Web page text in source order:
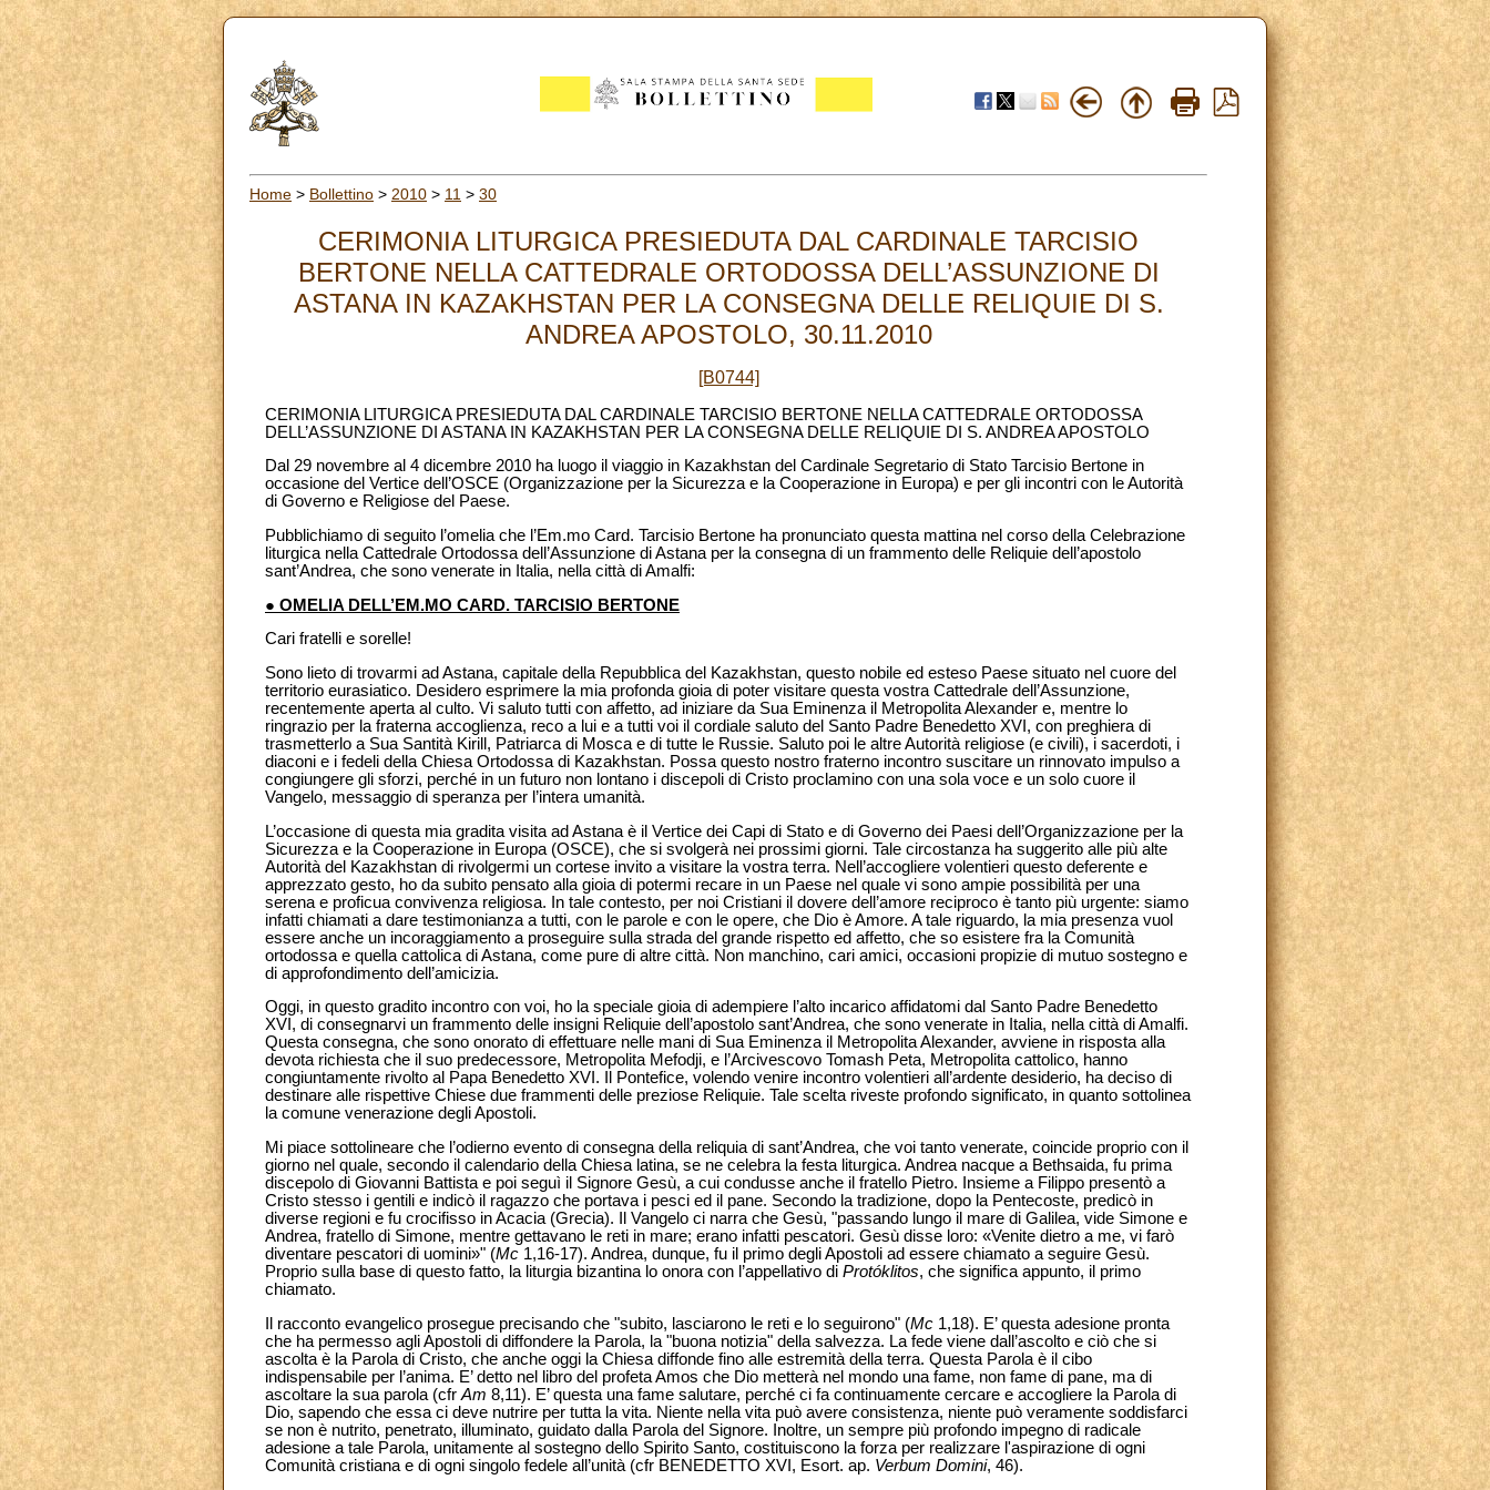
Home > Bollettino > 2010 > 11 > 30
CERIMONIA LITURGICA PRESIEDUTA DAL CARDINALE TARCISIO
BERTONE NELLA CATTEDRALE ORTODOSSA DELL’ASSUNZIONE DI
ASTANA IN KAZAKHSTAN PER LA CONSEGNA DELLE RELIQUIE DI S.
ANDREA APOSTOLO, 30.11.2010
[B0744]
CERIMONIA LITURGICA PRESIEDUTA DAL CARDINALE TARCISIO BERTONE NELLA CATTEDRALE ORTODOSSA
DELL’ASSUNZIONE DI ASTANA IN KAZAKHSTAN PER LA CONSEGNA DELLE RELIQUIE DI S. ANDREA APOSTOLO
Dal 29 novembre al 4 dicembre 2010 ha luogo il viaggio in Kazakhstan del Cardinale Segretario di Stato Tarcisio Bertone in
occasione del Vertice dell’OSCE (Organizzazione per la Sicurezza e la Cooperazione in Europa) e per gli incontri con le Autorità
di Governo e Religiose del Paese.
Pubblichiamo di seguito l’omelia che l’Em.mo Card. Tarcisio Bertone ha pronunciato questa mattina nel corso della Celebrazione
liturgica nella Cattedrale Ortodossa dell’Assunzione di Astana per la consegna di un frammento delle Reliquie dell’apostolo
sant’Andrea, che sono venerate in Italia, nella città di Amalfi:
● OMELIA DELL’EM.MO CARD. TARCISIO BERTONE
Cari fratelli e sorelle!
Sono lieto di trovarmi ad Astana, capitale della Repubblica del Kazakhstan, questo nobile ed esteso Paese situato nel cuore del
territorio eurasiatico. Desidero esprimere la mia profonda gioia di poter visitare questa vostra Cattedrale dell’Assunzione,
recentemente aperta al culto. Vi saluto tutti con affetto, ad iniziare da Sua Eminenza il Metropolita Alexander e, mentre lo
ringrazio per la fraterna accoglienza, reco a lui e a tutti voi il cordiale saluto del Santo Padre Benedetto XVI, con preghiera di
trasmetterlo a Sua Santità Kirill, Patriarca di Mosca e di tutte le Russie. Saluto poi le altre Autorità religiose (e civili), i sacerdoti, i
diaconi e i fedeli della Chiesa Ortodossa di Kazakhstan. Possa questo nostro fraterno incontro suscitare un rinnovato impulso a
congiungere gli sforzi, perché in un futuro non lontano i discepoli di Cristo proclamino con una sola voce e un solo cuore il
Vangelo, messaggio di speranza per l’intera umanità.
L’occasione di questa mia gradita visita ad Astana è il Vertice dei Capi di Stato e di Governo dei Paesi dell’Organizzazione per la
Sicurezza e la Cooperazione in Europa (OSCE), che si svolgerà nei prossimi giorni. Tale circostanza ha suggerito alle più alte
Autorità del Kazakhstan di rivolgermi un cortese invito a visitare la vostra terra. Nell’accogliere volentieri questo deferente e
apprezzato gesto, ho da subito pensato alla gioia di potermi recare in un Paese nel quale vi sono ampie possibilità per una
serena e proficua convivenza religiosa. In tale contesto, per noi Cristiani il dovere dell’amore reciproco è tanto più urgente: siamo
infatti chiamati a dare testimonianza a tutti, con le parole e con le opere, che Dio è Amore. A tale riguardo, la mia presenza vuol
essere anche un incoraggiamento a proseguire sulla strada del grande rispetto ed affetto, che so esistere fra la Comunità
ortodossa e quella cattolica di Astana, come pure di altre città. Non manchino, cari amici, occasioni propizie di mutuo sostegno e
di approfondimento dell’amicizia.
Oggi, in questo gradito incontro con voi, ho la speciale gioia di adempiere l’alto incarico affidatomi dal Santo Padre Benedetto
XVI, di consegnarvi un frammento delle insigni Reliquie dell’apostolo sant’Andrea, che sono venerate in Italia, nella città di Amalfi.
Questa consegna, che sono onorato di effettuare nelle mani di Sua Eminenza il Metropolita Alexander, avviene in risposta alla
devota richiesta che il suo predecessore, Metropolita Mefodji, e l’Arcivescovo Tomash Peta, Metropolita cattolico, hanno
congiuntamente rivolto al Papa Benedetto XVI. Il Pontefice, volendo venire incontro volentieri all’ardente desiderio, ha deciso di
destinare alle rispettive Chiese due frammenti delle preziose Reliquie. Tale scelta riveste profondo significato, in quanto sottolinea
la comune venerazione degli Apostoli.
Mi piace sottolineare che l’odierno evento di consegna della reliquia di sant’Andrea, che voi tanto venerate, coincide proprio con il
giorno nel quale, secondo il calendario della Chiesa latina, se ne celebra la festa liturgica. Andrea nacque a Bethsaida, fu prima
discepolo di Giovanni Battista e poi seguì il Signore Gesù, a cui condusse anche il fratello Pietro. Insieme a Filippo presentò a
Cristo stesso i gentili e indicò il ragazzo che portava i pesci ed il pane. Secondo la tradizione, dopo la Pentecoste, predicò in
diverse regioni e fu crocifisso in Acacia (Grecia). Il Vangelo ci narra che Gesù, "passando lungo il mare di Galilea, vide Simone e
Andrea, fratello di Simone, mentre gettavano le reti in mare; erano infatti pescatori. Gesù disse loro: «Venite dietro a me, vi farò
diventare pescatori di uomini»" (Mc 1,16-17). Andrea, dunque, fu il primo degli Apostoli ad essere chiamato a seguire Gesù.
Proprio sulla base di questo fatto, la liturgia bizantina lo onora con l’appellativo di Protóklitos, che significa appunto, il primo
chiamato.
Il racconto evangelico prosegue precisando che "subito, lasciarono le reti e lo seguirono" (Mc 1,18). E’ questa adesione pronta
che ha permesso agli Apostoli di diffondere la Parola, la "buona notizia" della salvezza. La fede viene dall’ascolto e ciò che si
ascolta è la Parola di Cristo, che anche oggi la Chiesa diffonde fino alle estremità della terra. Questa Parola è il cibo
indispensabile per l’anima. E’ detto nel libro del profeta Amos che Dio metterà nel mondo una fame, non fame di pane, ma di
ascoltare la sua parola (cfr Am 8,11). E’ questa una fame salutare, perché ci fa continuamente cercare e accogliere la Parola di
Dio, sapendo che essa ci deve nutrire per tutta la vita. Niente nella vita può avere consistenza, niente può veramente soddisfarci
se non è nutrito, penetrato, illuminato, guidato dalla Parola del Signore. Inoltre, un sempre più profondo impegno di radicale
adesione a tale Parola, unitamente al sostegno dello Spirito Santo, costituiscono la forza per realizzare l'aspirazione di ogni
Comunità cristiana e di ogni singolo fedele all’unità (cfr BENEDETTO XVI, Esort. ap. Verbum Domini, 46).